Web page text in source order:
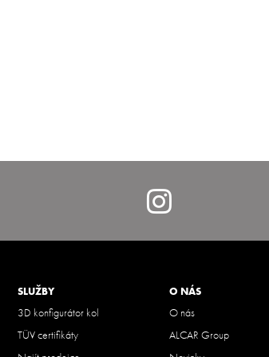
https:// https://
SLUŽBY
3D konfigurátor kol
TÜV certifikáty
O NÁS
O nás
ALCAR Group